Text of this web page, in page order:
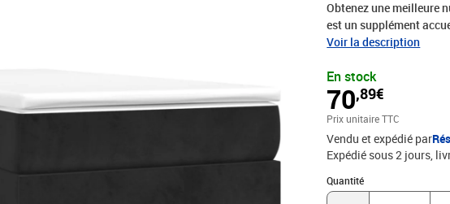
Obtenez une meilleure
est un supplément
est un tissu doux et
distinctif, ce qui le rend
des pieds robustes, qui
contreplaqué : les
garantissant que le
sommeil. Bon à savoir
sélection variée de
matelas assorti.Couleur
bois
Voir la description
En stock
70,89€
Prix unitaire TTC
Vendu et expédié par
Expédié sous 2 jours
Quantité
Quantité : 1